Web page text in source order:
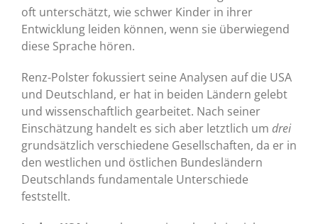
oft unterschätzt, wie schwer Kinder in ihrer
Entwicklung leiden können, wenn sie überwiegend
diese Sprache hören.
Renz-Polster fokussiert seine Analysen auf die USA
und Deutschland, er hat in beiden Ländern gelebt
und wissenschaftlich gearbeitet. Nach seiner
Einschätzung handelt es sich aber letztlich um drei
grundsätzlich verschiedene Gesellschaften, da er in
den westlichen und östlichen Bundesländern
Deutschlands fundamentale Unterschiede
feststellt.